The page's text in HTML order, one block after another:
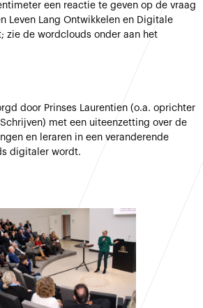
een reactie te geven op de vraag
Leven Lang Ontwikkelen en Digitale
zie de wordclouds onder aan het
door Prinses Laurentien (o.a. oprichter
met een uiteenzetting over de
en leraren in een veranderende
digitaler wordt.